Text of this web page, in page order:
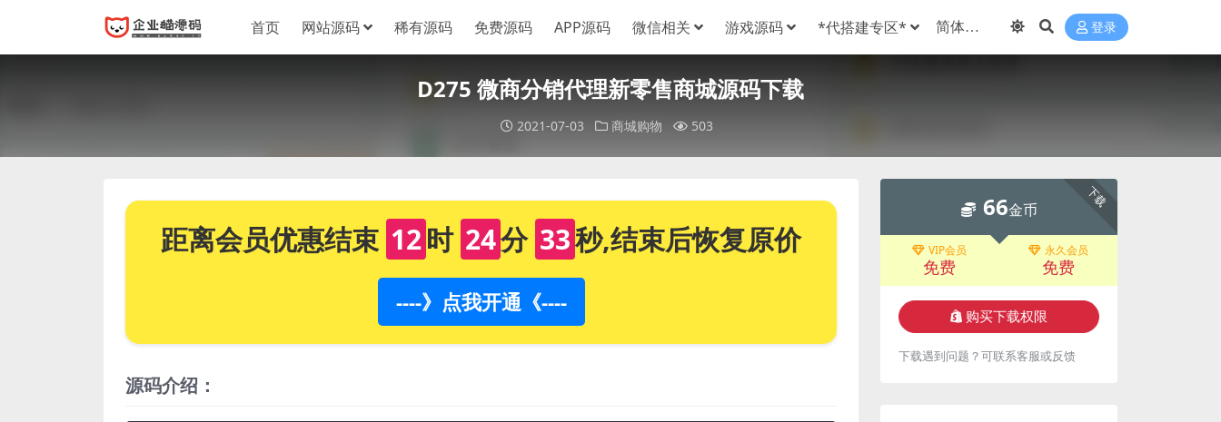
首页 网站源码 稀有源码 免费源码 APP源码 微信相关 游戏源码 *代搭建专区* 登录
D275 微商分销代理新零售商城源码下载
2021-07-03 商城购物 503
距离会员优惠结束 12时 24分 32秒,结束后恢复原价
----》点我开通《----
源码介绍：
下载
66金币
VIP会员
免费
永久会员
免费
购买下载权限
下载遇到问题？可联系客服或反馈